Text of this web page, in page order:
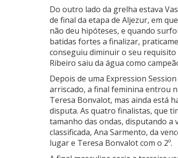
Do outro lado da grelha estava
de final da etapa de Aljezur, em
não deu hipóteses, e quando
batidas fortes a finalizar,
conseguiu diminuir o seu
Ribeiro saiu da água como
Depois de uma Expression
arriscado, a final feminina entrou
Teresa Bonvalot, mas ainda está
disputa. As quatro finalistas, que
tamanho das ondas, disputando a
classificada, Ana Sarmento, da
lugar e Teresa Bonvalot com o 2º.